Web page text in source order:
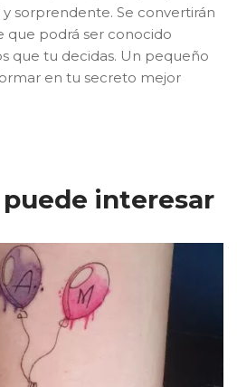
sorprendente. Se convertirán
podrá ser conocido
que tu decidas. Un pequeño
en tu secreto mejor
interesar